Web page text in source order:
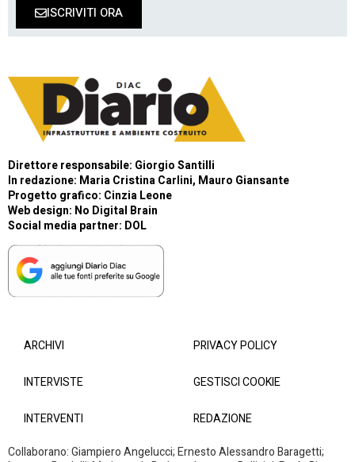
ISCRIVITI ORA
Direttore responsabile: Giorgio Santilli
In redazione: Maria Cristina Carlini, Mauro Giansante
Progetto grafico: Cinzia Leone
Web design: No Digital Brain
Social media partner: DOL
ARCHIVI
INTERVISTE
INTERVENTI
PRIVACY POLICY
GESTISCI COOKIE
REDAZIONE
Collaborano: Giampiero Angelucci; Ernesto Alessandro Baragetti;